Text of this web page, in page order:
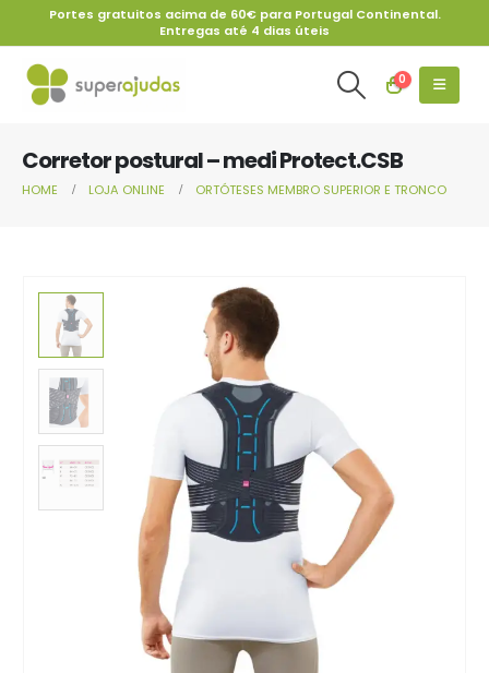
Portes gratuitos acima de 60€ para Portugal Continental.
Entregas até 4 dias úteis
0
Corretor postural – medi Protect.CSB
HOME LOJA ONLINE ORTÓTESES MEMBRO SUPERIOR E TRONCO